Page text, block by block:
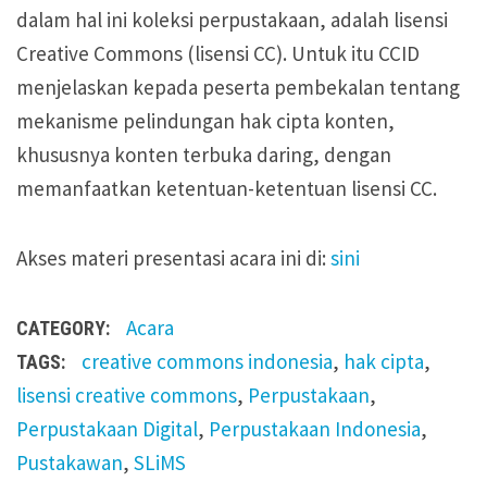
dalam hal ini koleksi perpustakaan, adalah lisensi
Creative Commons (lisensi CC). Untuk itu CCID
menjelaskan kepada peserta pembekalan tentang
mekanisme pelindungan hak cipta konten,
khususnya konten terbuka daring, dengan
memanfaatkan ketentuan-ketentuan lisensi CC.
Akses materi presentasi acara ini di: sini
CATEGORY: Acara
TAGS: creative commons indonesia, hak cipta,
lisensi creative commons, Perpustakaan,
Perpustakaan Digital, Perpustakaan Indonesia,
Pustakawan, SLiMS